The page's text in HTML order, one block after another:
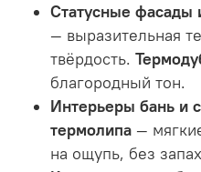
Статусные фасады
— выразительная
твёрдость.
благородный тон.
Интерьеры бань и
термолипа —
на ощупь, без